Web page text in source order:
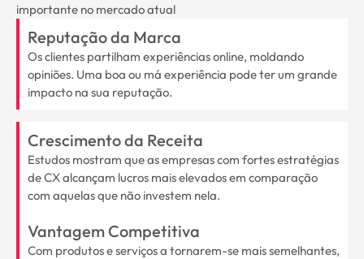
importante no mercado atual
Reputação da Marca
Os clientes partilham experiências online, moldando
opiniões. Uma boa ou má experiência pode ter um grande
impacto na sua reputação.
Crescimento da Receita
Estudos mostram que as empresas com fortes estratégias
de CX alcançam lucros mais elevados em comparação
com aquelas que não investem nela.
Vantagem Competitiva
Com produtos e serviços a tornarem-se mais semelhantes,